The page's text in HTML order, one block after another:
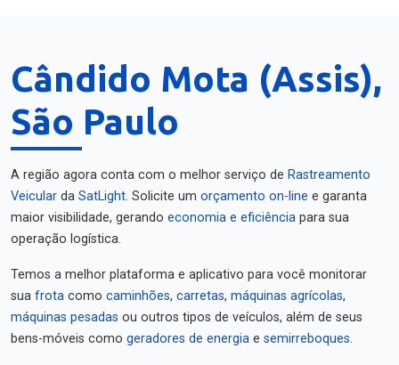
Cândido Mota (Assis),
São Paulo
A região agora conta com o melhor serviço de Rastreamento
Veicular da SatLight. Solicite um orçamento on-line e garanta
maior visibilidade, gerando economia e eficiência para sua
operação logística.
Temos a melhor plataforma e aplicativo para você monitorar
sua frota como caminhões, carretas, máquinas agrícolas,
máquinas pesadas ou outros tipos de veículos, além de seus
bens-móveis como geradores de energia e semirreboques.